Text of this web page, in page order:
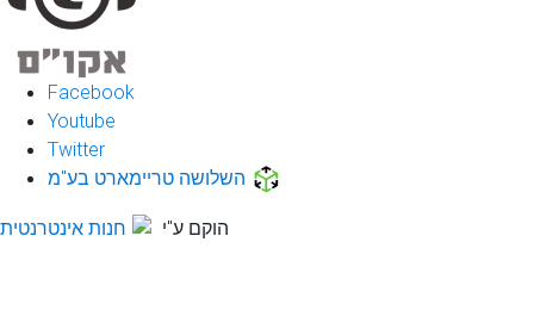
Facebook
Youtube
Twitter
השלושה טריימארט בע"מ
הוקם ע"י חנות אינטרנטית